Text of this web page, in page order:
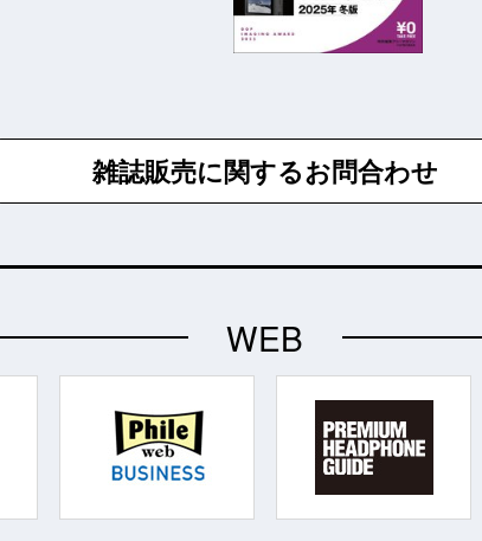
雑誌販売に関するお問合わせ
WEB